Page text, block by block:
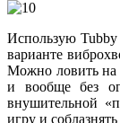
Использую
варианте
Можно ловить на
и вообще без
внушительной
игру и